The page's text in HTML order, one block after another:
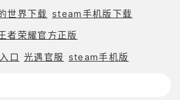
世界下载
steam手机版下载
者荣耀官方正版
口 光遇官服 steam手机版